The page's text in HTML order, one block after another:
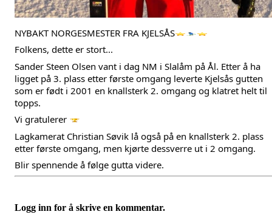
NYBAKT NORGESMESTER FRA KJELSÅS
Folkens, dette er stort...
Sander Steen Olsen vant i dag NM i Slalåm på Ål. Etter å ha
ligget på 3. plass etter første omgang leverte Kjelsås gutten
som er født i 2001 en knallsterk 2. omgang og klatret helt til
topps.
Vi gratulerer
Lagkamerat Christian Søvik lå også på en knallsterk 2. plass
etter første omgang, men kjørte dessverre ut i 2 omgang.
Blir spennende å følge gutta videre.
Logg inn for å skrive en kommentar.